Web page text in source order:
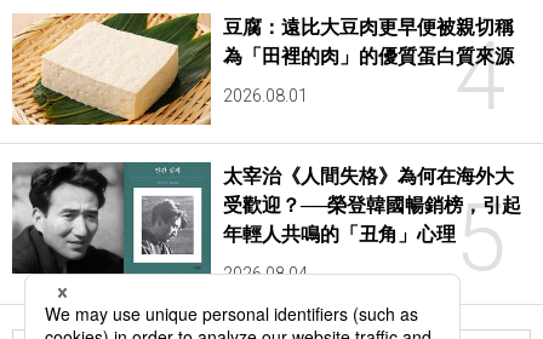
4
豆腐：遠比大豆肉更早便被親切稱
為「田裡的肉」的優質蛋白質來源
2026.08.01
5
太宰治《人間失格》為何在海外大
受歡迎？──榮登韓國暢銷榜，引起
年輕人共鳴的「丑角」心理
2026.08.04